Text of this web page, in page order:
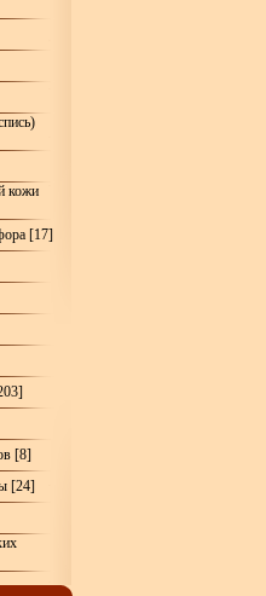
кожи
[17]
[8]
[24]